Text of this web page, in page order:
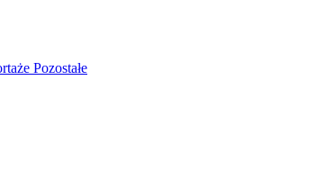
Pozostałe